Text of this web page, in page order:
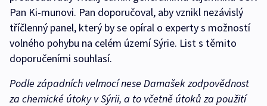
Pan Ki-munovi. Pan doporučoval, aby vznikl nezávislý
tříčlenný panel, který by se opíral o experty s možností
volného pohybu na celém území Sýrie. List s těmito
doporučeními souhlasí.
Podle západních velmocí nese Damašek zodpovědnost
za chemické útoky v Sýrii, a to včetně útoků za použití